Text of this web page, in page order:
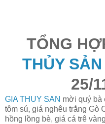
TỔNG
THỦY SẢN
25/
GIA THUY SAN mời quý bà
tôm sú, giá nghêu trắng Gò
hồng lồng bè, giá cá trê